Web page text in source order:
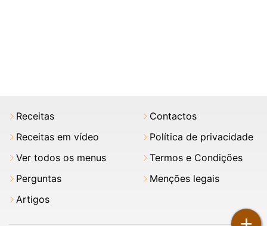
Receitas
Receitas em vídeo
Ver todos os menus
Perguntas
Artigos
Contactos
Política de privacidade
Termos e Condições
Menções legais